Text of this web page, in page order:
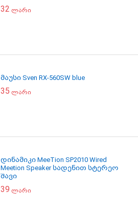
32 ლარი
მაუსი Sven RX-560SW blue
35 ლარი
დინამიკი MeeTion SP2010 Wired
Meetion Speaker სადენით სტერეო
შავი
39 ლარი